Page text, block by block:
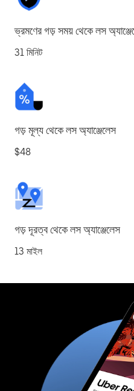
ভ্রমণের গড় সময় থেকে লস
31 মিনিট
গড় মূল্য থেকে লস অ্যাঞ্জেলেস
$48
গড় দূরত্ব থেকে লস অ্যাঞ্জেলেস
13 মাইল